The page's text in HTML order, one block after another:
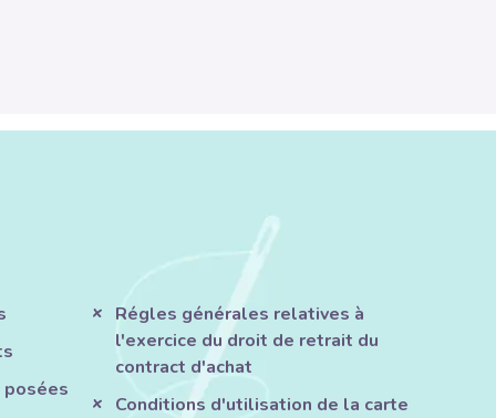
Régles générales relatives à
l'exercice du droit de retrait du
contract d'achat
Conditions d'utilisation de la carte